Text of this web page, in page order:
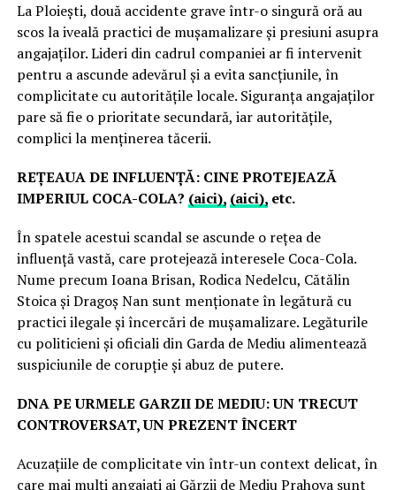
La Ploiești, două accidente grave într-o singură oră au
scos la iveală practici de mușamalizare și presiuni asupra
angajaților. Lideri din cadrul companiei ar fi intervenit
pentru a ascunde adevărul și a evita sancțiunile, în
complicitate cu autoritățile locale. Siguranța angajaților
pare să fie o prioritate secundară, iar autoritățile,
complici la menținerea tăcerii.
REȚEAUA DE INFLUENȚĂ: CINE PROTEJEAZĂ
IMPERIUL COCA-COLA? (aici), (aici),etc.
În spatele acestui scandal se ascunde o rețea de
influență vastă, care protejează interesele Coca-Cola.
Nume precum Ioana Brisan, Rodica Nedelcu, Cătălin
Stoica și Dragoș Nan sunt menționate în legătură cu
practici ilegale și încercări de mușamalizare. Legăturile
cu politicieni și oficiali din Garda de Mediu alimentează
suspiciunile de corupție și abuz de putere.
DNA PE URMELE GARZII DE MEDIU: UN TRECUT
CONTROVERSAT, UN PREZENT ÎNCERT
Acuzațiile de complicitate vin într-un context delicat, în
care mai mulți angajați ai Gărzii de Mediu Prahova sunt